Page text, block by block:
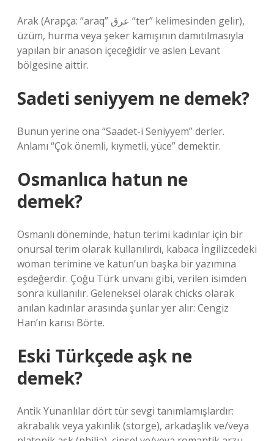
Arak (Arapça: “araq” ﻋﺮﻕ “ter” kelimesinden gelir),
üzüm, hurma veya şeker kamışının damıtılmasıyla
yapılan bir anason içeceğidir ve aslen Levant
bölgesine aittir.
Sadeti seniyyem ne demek?
Bunun yerine ona “Saadet-i Seniyyem” derler.
Anlamı “Çok önemli, kıymetli, yüce” demektir.
Osmanlıca hatun ne
demek?
Osmanlı döneminde, hatun terimi kadınlar için bir
onursal terim olarak kullanılırdı, kabaca İngilizcedeki
woman terimine ve katun’un başka bir yazımına
eşdeğerdir. Çoğu Türk unvanı gibi, verilen isimden
sonra kullanılır. Geleneksel olarak chicks olarak
anılan kadınlar arasında şunlar yer alır: Cengiz
Han’ın karısı Börte.
Eski Türkçede aşk ne
demek?
Antik Yunanlılar dört tür sevgi tanımlamışlardır:
akrabalık veya yakınlık (storge), arkadaşlık ve/veya